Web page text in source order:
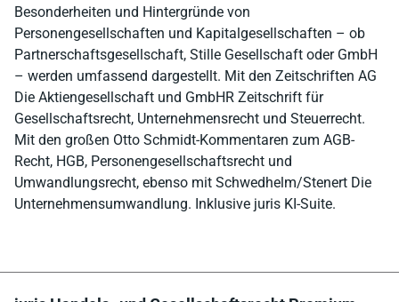
Besonderheiten und Hintergründe von
Personengesellschaften und Kapitalgesellschaften – ob
Partnerschaftsgesellschaft, Stille Gesellschaft oder GmbH
– werden umfassend dargestellt. Mit den Zeitschriften AG
Die Aktiengesellschaft und GmbHR Zeitschrift für
Gesellschaftsrecht, Unternehmensrecht und Steuerrecht.
Mit den großen Otto Schmidt-Kommentaren zum AGB-
Recht, HGB, Personengesellschaftsrecht und
Umwandlungsrecht, ebenso mit Schwedhelm/Stenert Die
Unternehmensumwandlung. Inklusive juris KI-Suite.